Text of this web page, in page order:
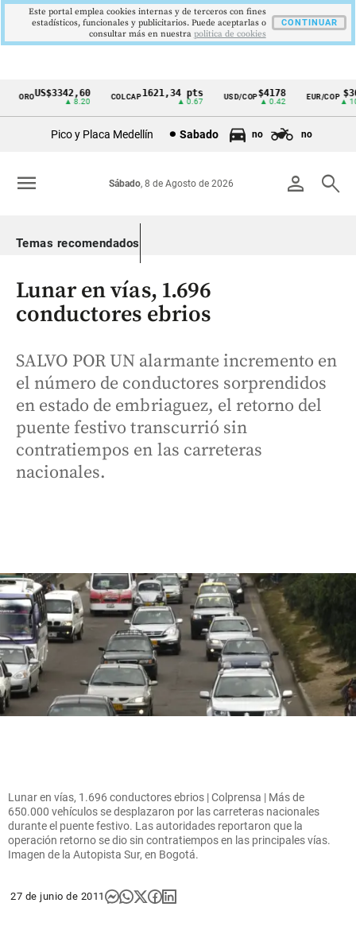
Cintillo
Colombia
OROUS$3342,60
▲ 8.20
COLCAP1621,34 pts
▲ 0.67
USD/COP$4178
▲ 0.42
EUR/COP
▲
Pico y Placa Medellín Sabado no no
person search
Sábado, 8 de Agosto de 2026
menu
Temas recomendados
Lunar en vías, 1.696
conductores ebrios
SALVO POR UN alarmante incremento en
el número de conductores sorprendidos
en estado de embriaguez, el retorno del
puente festivo transcurrió sin
contratiempos en las carreteras
nacionales.
Lunar en vías, 1.696 conductores ebrios | Colprensa | Más de
650.000 vehículos se desplazaron por las carreteras nacionales
durante el puente festivo. Las autoridades reportaron que la
operación retorno se dio sin contratiempos en las principales vías.
Imagen de la Autopista Sur, en Bogotá.
27 de junio de 2011
Este portal emplea cookies internas y de terceros con fines
estadísticos, funcionales y publicitarios. Puede aceptarlas o
consultar más en nuestra politica de cookies
CONTINUAR